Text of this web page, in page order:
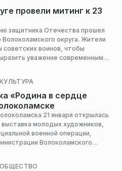
провели митинг к 23
защитника Отечества прошел
округа. Жители
советских воинов, чтобы
уважение современным
КУЛЬТУРА
«Родина в сердце
21 января открылась
молодых художников,
военной операции,
Волоколамского
ОБЩЕСТВО